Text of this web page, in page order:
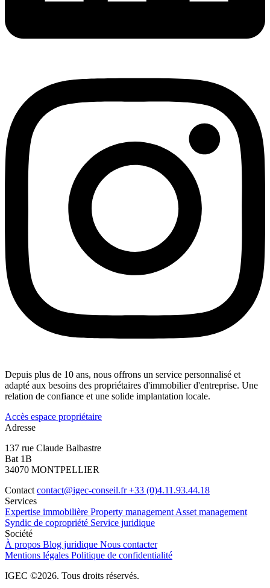
Depuis plus de 10 ans, nous offrons un service personnalisé et
adapté aux besoins des propriétaires d'immobilier d'entreprise. Une
relation de confiance et une solide implantation locale.
Accès espace propriétaire
Adresse
137 rue Claude Balbastre
Bat 1B
34070 MONTPELLIER
Contact contact@igec-conseil.fr+33 (0)4.11.93.44.18
Services
Expertise immobilière Property management Asset management
Syndic de copropriété Service juridique
Société
À propos Blog juridique Nous contacter
Mentions légales Politique de confidentialité
IGEC ©2026. Tous droits réservés.